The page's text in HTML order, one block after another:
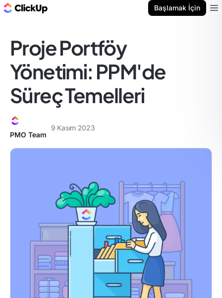
Başlamak İçin
Proje Portföy
Yönetimi: PPM'de
Süreç Temelleri
PMO Team
9 Kasım 2023